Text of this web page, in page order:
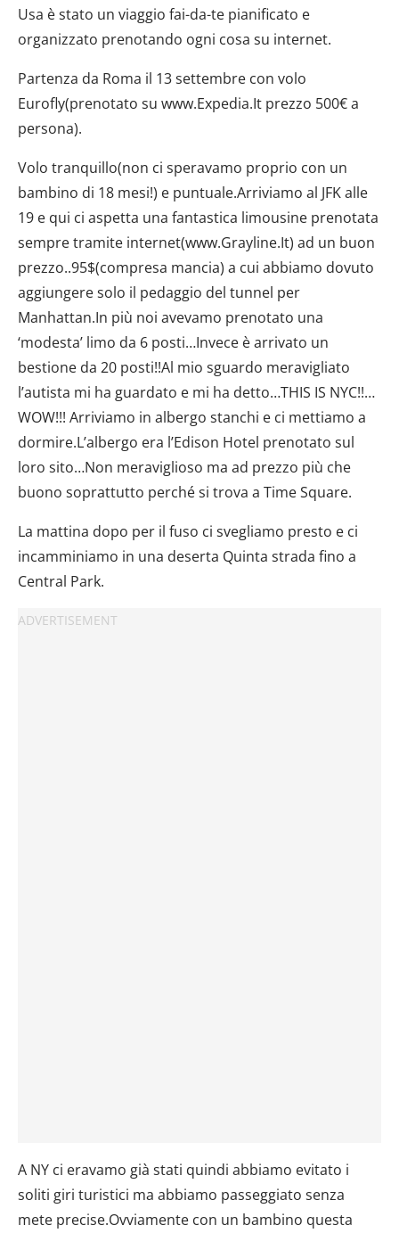
Usa è stato un viaggio fai-da-te pianificato e
organizzato prenotando ogni cosa su internet.
Partenza da Roma il 13 settembre con volo
Eurofly(prenotato su www.Expedia.It prezzo 500€ a
persona).
Volo tranquillo(non ci speravamo proprio con un
bambino di 18 mesi!) e puntuale.Arriviamo al JFK alle
19 e qui ci aspetta una fantastica limousine prenotata
sempre tramite internet(www.Grayline.It) ad un buon
prezzo..95$(compresa mancia) a cui abbiamo dovuto
aggiungere solo il pedaggio del tunnel per
Manhattan.In più noi avevamo prenotato una
‘modesta’ limo da 6 posti…Invece è arrivato un
bestione da 20 posti!!Al mio sguardo meravigliato
l’autista mi ha guardato e mi ha detto…THIS IS NYC!!…
WOW!!! Arriviamo in albergo stanchi e ci mettiamo a
dormire.L’albergo era l’Edison Hotel prenotato sul
loro sito…Non meraviglioso ma ad prezzo più che
buono soprattutto perché si trova a Time Square.
La mattina dopo per il fuso ci svegliamo presto e ci
incamminiamo in una deserta Quinta strada fino a
Central Park.
A NY ci eravamo già stati quindi abbiamo evitato i
soliti giri turistici ma abbiamo passeggiato senza
mete precise.Ovviamente con un bambino questa